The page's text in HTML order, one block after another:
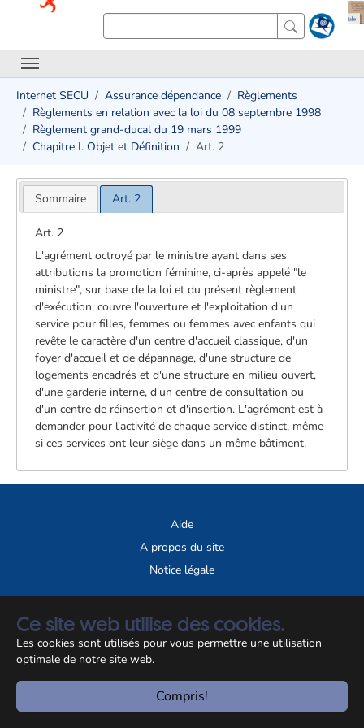
Ce site web utilise des cookies.
Les cookies sont utilisés pour vous permettre une utilisation
optimale de notre site web.
Compris!
Internet SECU Assurance dépendance
Règlements
Règlements en relation avec la loi du 08 septembre 1998
Règlement grand-ducal du 19 mars 1999
Chapitre I. Objet et Définition
Art. 2
Sommaire Art. 2
Art. 2
L'agrément octroyé par le ministre ayant dans ses
attributions la promotion féminine, ci-après appelé "le
ministre", sur base de la loi et du présent règlement
d'exécution, couvre l'ouverture et l'exploitation d'un
service pour filles, femmes ou femmes avec enfants qui
revête le caractère d'un centre d'accueil classique, d'un
foyer d'accueil et de dépannage, d'une structure de
logements encadrés et d'une structure en milieu ouvert,
d'une garderie interne, d'un centre de consultation ou
d'un centre de réinsertion et d'insertion. L'agrément est à
demander pour l'activité de chaque service distinct, même
si ces services ont leur siège dans un même bâtiment.
Aide
A propos du site
Notice légale